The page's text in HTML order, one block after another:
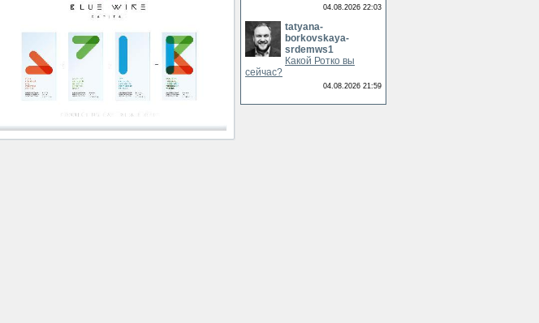
04.08.2026 22:03
tatyana-
borkovskaya-
srdemws1
Какой Ротко вы
сейчас?
04.08.2026 21:59